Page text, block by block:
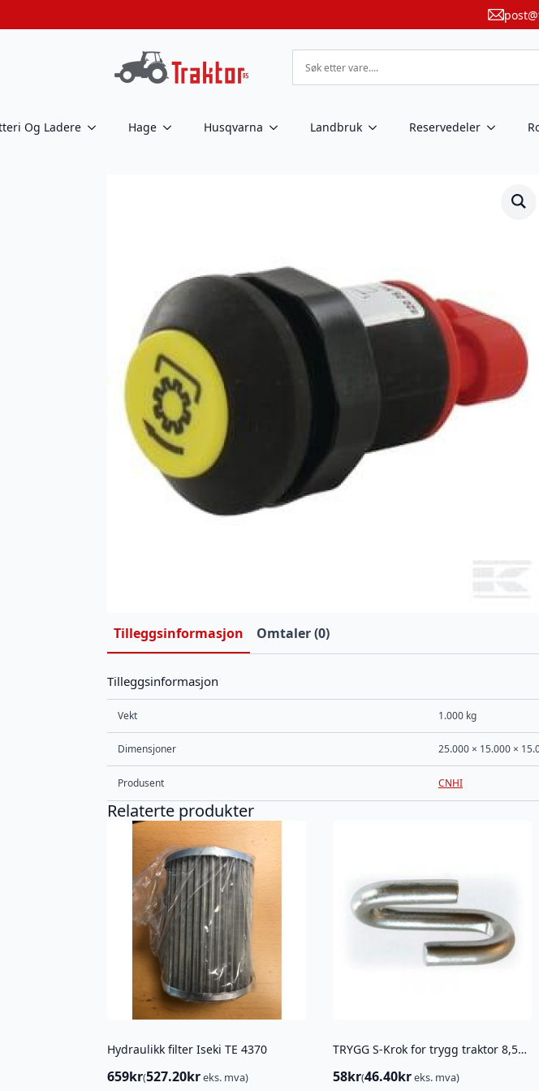
Og Ladere Hage Husqvarna Landbruk Reservedeler
Tilleggsinformasjon Omtaler (0)
Tilleggsinformasjon
Vekt 1.000 kg
Dimensjoner 25.000 × 15.000 ×
Produsent CNHI
Relaterte produkter
Hydraulikk filter Iseki TE 4370
659kr(527.20kreks. mva)
TRYGG S-Krok for trygg traktor 8,5MM ( 7MM TVERRKJETTING)
58kr(46.40kreks. mva)